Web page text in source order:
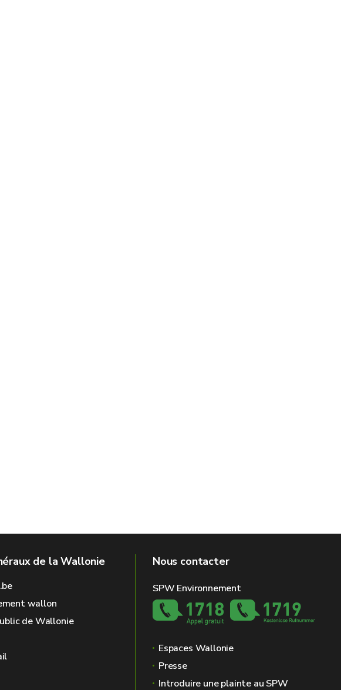
de la Wallonie
wallon
de Wallonie
Nous contacter
SPW Environnement
Espaces Wallonie
Presse
Introduire une plainte au SPW